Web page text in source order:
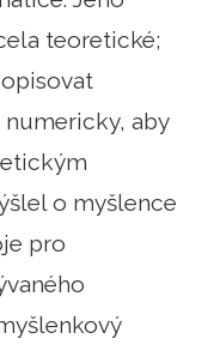
teoretické;
aby
o myšlence
pro